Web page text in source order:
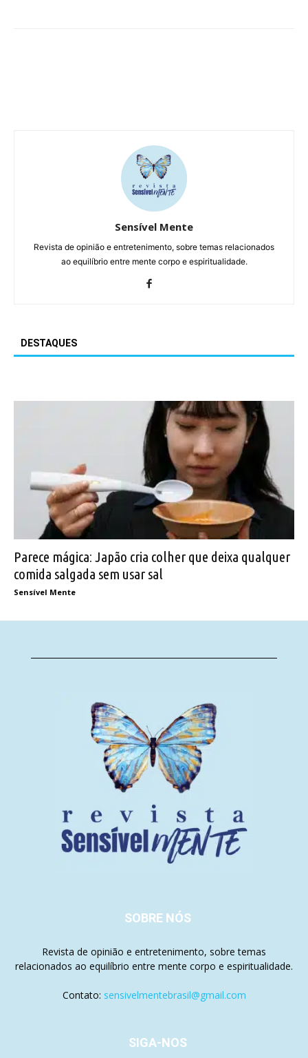
Sensível Mente
Revista de opinião e entretenimento, sobre temas relacionados
ao equilíbrio entre mente corpo e espiritualidade.
DESTAQUES
Parece mágica: Japão cria colher que deixa qualquer
comida salgada sem usar sal
Sensível Mente
SOBRE NÓS
Revista de opinião e entretenimento, sobre temas
relacionados ao equilíbrio entre mente corpo e espiritualidade.
Contato: sensivelmentebrasil@gmail.com
SIGA-NOS